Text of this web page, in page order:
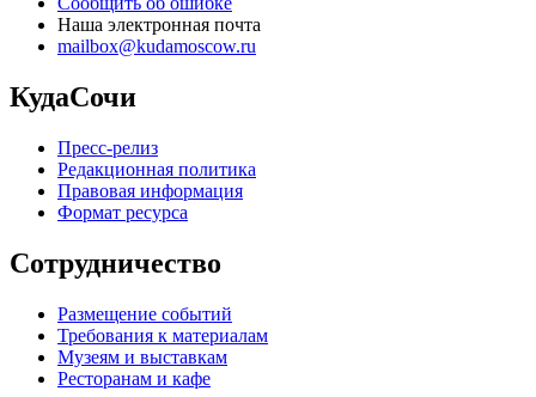
Наша электронная почта
mailbox@kudamoscow.ru
КудаСочи
Пресс-релиз
Редакционная политика
Правовая информация
Формат ресурса
Сотрудничество
Размещение событий
Требования к материалам
Музеям и выставкам
Ресторанам и кафе